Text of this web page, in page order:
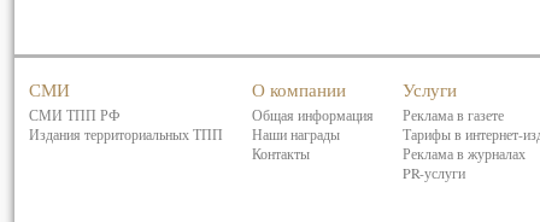
СМИ
СМИ ТПП РФ
Издания территориальных ТПП
О компании
Общая информация
Наши награды
Контакты
Услуги
Реклама в газете
Тарифы в интернет-
Реклама в журналах
PR-услуги